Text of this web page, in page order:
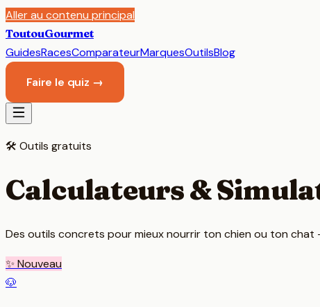
Aller au contenu principal
ToutouGourmet
GuidesRacesComparateurMarquesOutilsBlog
Faire le quiz →
🛠️ Outils gratuits
Calculateurs &
Des outils concrets pour mieux nourrir ton chien ou ton
✨ Nouveau
🐶